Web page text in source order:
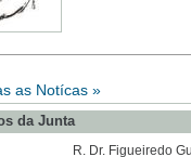
as Notícas »
da Junta
R. Dr. Figueiredo